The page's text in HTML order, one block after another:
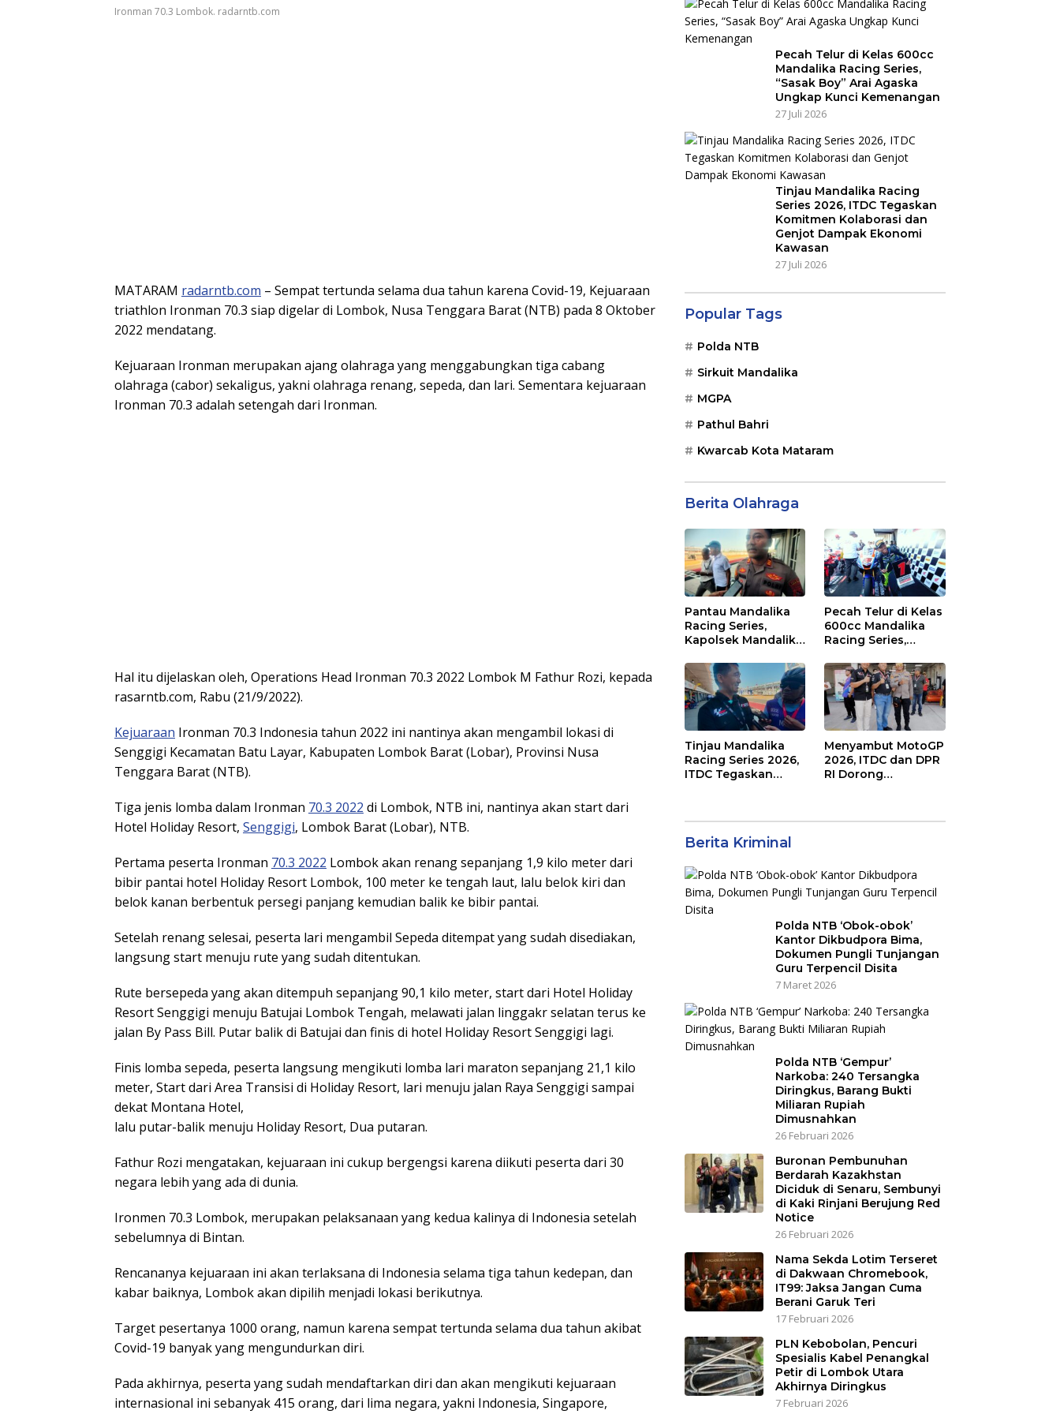
Ironman 70.3 Lombok. radarntb.com
MATARAM radarntb.com – Sempat tertunda selama dua tahun karena Covid-19, Kejuaraan
triathlon Ironman 70.3 siap digelar di Lombok, Nusa Tenggara Barat (NTB) pada 8 Oktober
2022 mendatang.
Kejuaraan Ironman merupakan ajang olahraga yang menggabungkan tiga cabang
olahraga (cabor) sekaligus, yakni olahraga renang, sepeda, dan lari. Sementara kejuaraan
Ironman 70.3 adalah setengah dari Ironman.
Hal itu dijelaskan oleh, Operations Head Ironman 70.3 2022 Lombok M Fathur Rozi, kepada
rasarntb.com, Rabu (21/9/2022).
Kejuaraan Ironman 70.3 Indonesia tahun 2022 ini nantinya akan mengambil lokasi di
Senggigi Kecamatan Batu Layar, Kabupaten Lombok Barat (Lobar), Provinsi Nusa
Tenggara Barat (NTB).
Tiga jenis lomba dalam Ironman 70.3 2022 di Lombok, NTB ini, nantinya akan start dari
Hotel Holiday Resort, Senggigi, Lombok Barat (Lobar), NTB.
Pertama peserta Ironman 70.3 2022 Lombok akan renang sepanjang 1,9 kilo meter dari
bibir pantai hotel Holiday Resort Lombok, 100 meter ke tengah laut, lalu belok kiri dan
belok kanan berbentuk persegi panjang kemudian balik ke bibir pantai.
Setelah renang selesai, peserta lari mengambil Sepeda ditempat yang sudah disediakan,
langsung start menuju rute yang sudah ditentukan.
Rute bersepeda yang akan ditempuh sepanjang 90,1 kilo meter, start dari Hotel Holiday
Resort Senggigi menuju Batujai Lombok Tengah, melawati jalan linggakr selatan terus ke
jalan By Pass Bill. Putar balik di Batujai dan finis di hotel Holiday Resort Senggigi lagi.
Finis lomba sepeda, peserta langsung mengikuti lomba lari maraton sepanjang 21,1 kilo
meter, Start dari Area Transisi di Holiday Resort, lari menuju jalan Raya Senggigi sampai
dekat Montana Hotel,
lalu putar-balik menuju Holiday Resort, Dua putaran.
Fathur Rozi mengatakan, kejuaraan ini cukup bergengsi karena diikuti peserta dari 30
negara lebih yang ada di dunia.
Ironmen 70.3 Lombok, merupakan pelaksanaan yang kedua kalinya di Indonesia setelah
sebelumnya di Bintan.
Rencananya kejuaraan ini akan terlaksana di Indonesia selama tiga tahun kedepan, dan
kabar baiknya, Lombok akan dipilih menjadi lokasi berikutnya.
Target pesertanya 1000 orang, namun karena sempat tertunda selama dua tahun akibat
Covid-19 banyak yang mengundurkan diri.
Pada akhirnya, peserta yang sudah mendaftarkan diri dan akan mengikuti kejuaraan
internasional ini sebanyak 415 orang, dari lima negara, yakni Indonesia, Singapore,
Pecah Telur di Kelas 600cc
Mandalika Racing Series,
“Sasak Boy” Arai Agaska
Ungkap Kunci Kemenangan
27 Juli 2026
Tinjau Mandalika Racing
Series 2026, ITDC Tegaskan
Komitmen Kolaborasi dan
Genjot Dampak Ekonomi
Kawasan
27 Juli 2026
Popular Tags
Polda NTB
Sirkuit Mandalika
MGPA
Pathul Bahri
Kwarcab Kota Mataram
Berita Olahraga
Pantau Mandalika
Racing Series,
Kapolsek Mandalika
Muda Salurkan Hobi
di Sirkuit, Bukan
Jalan Raya
Pecah Telur di Kelas
600cc Mandalika
Racing Series,
Agaska Ungkap
Kunci Kemenangan
Tinjau Mandalika
Racing Series 2026,
ITDC Tegaskan
Menyambut MotoGP
2026, ITDC dan DPR
RI Dorong
Berita Kriminal
Polda NTB ‘Obok-obok’
Kantor Dikbudpora Bima,
Dokumen Pungli Tunjangan
Guru Terpencil Disita
7 Maret 2026
Polda NTB ‘Gempur’
Narkoba: 240 Tersangka
Diringkus, Barang Bukti
Miliaran Rupiah
Dimusnahkan
26 Februari 2026
Buronan Pembunuhan
Berdarah Kazakhstan
Diciduk di Senaru, Sembunyi
di Kaki Rinjani Berujung Red
Notice
26 Februari 2026
Nama Sekda Lotim Terseret
di Dakwaan Chromebook,
IT99: Jaksa Jangan Cuma
Berani Garuk Teri
17 Februari 2026
PLN Kebobolan, Pencuri
Spesialis Kabel Penangkal
Petir di Lombok Utara
Akhirnya Diringkus
7 Februari 2026